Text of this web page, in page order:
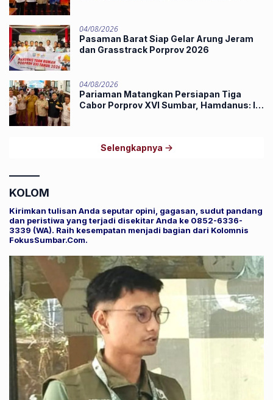
04/08/2026
Pasaman Barat Siap Gelar Arung Jeram
dan Grasstrack Porprov 2026
04/08/2026
Pariaman Matangkan Persiapan Tiga
Cabor Porprov XVI Sumbar, Hamdanus: Ini
Selengkapnya
KOLOM
Kirimkan tulisan Anda seputar opini, gagasan, sudut pandang
dan peristiwa yang terjadi disekitar Anda ke 0852-6336-
3339 (WA). Raih kesempatan menjadi bagian dari Kolomnis
FokusSumbar.Com.